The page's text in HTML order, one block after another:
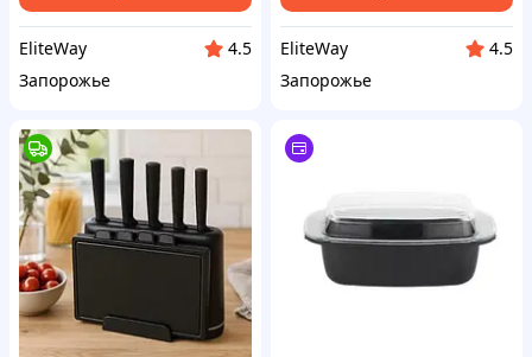
EliteWay
4.5
Запорожье
EliteWay
4.5
Запорожье